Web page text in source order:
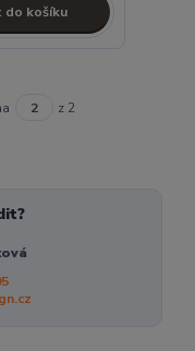
do košíku
z 2